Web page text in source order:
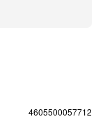
4605500057712